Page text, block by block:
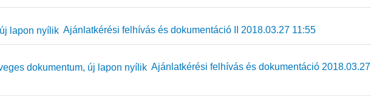
Ajánlatkérési felhívás és dokumentáció II 2018.03.27 11:55
Ajánlatkérési felhívás és dokumentáció 2018.03.27